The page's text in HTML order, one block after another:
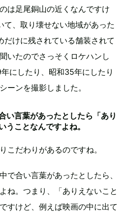
は足尾銅山の近くなんですけ
て、取り壊せない地域があった
だけに残されている舗装されて
いたのでさっそくロケハンし
にしたり、昭和35年にしたり
ーンを撮影しました。
い言葉があったとしたら「あり
うことなんですよね。
だわりがあるのですね。
で合い言葉があったとしたら、
ね。つまり、「ありえないこと
すけど、例えば映画の中に出て